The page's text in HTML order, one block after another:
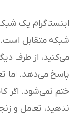
اینستاگرام یک
شبکه متقابل است.
می‌کنید، از طرف
پاسخ می‌دهد. اما
ختم نمی‌شود. اگر
ندهید، تعامل و